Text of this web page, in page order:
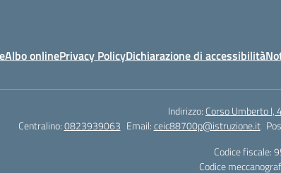
Albo onlinePrivacy PolicyDichiarazione di accessibilità
Indirizzo: Corso Umberto I,
Centralino:0823939063 Email:ceic88700p@istruzione.it
Codice fiscale:
Codice